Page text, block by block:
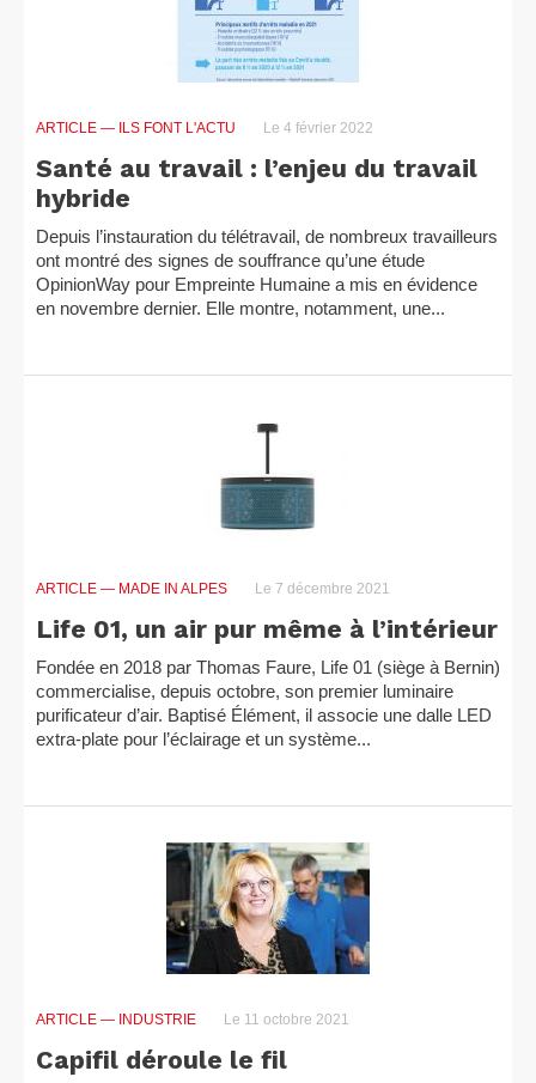
ARTICLE — ILS FONT L'ACTU Le 4 février 2022
Santé au travail : l’enjeu du travail
hybride
Depuis l’instauration du télétravail, de nombreux travailleurs
ont montré des signes de souffrance qu’une étude
OpinionWay pour Empreinte Humaine a mis en évidence
en novembre dernier. Elle montre, notamment, une...
ARTICLE — MADE IN ALPES Le 7 décembre 2021
Life 01, un air pur même à l’intérieur
Fondée en 2018 par Thomas Faure, Life 01 (siège à Bernin)
commercialise, depuis octobre, son premier luminaire
purificateur d’air. Baptisé Élément, il associe une dalle LED
extra-plate pour l’éclairage et un système...
ARTICLE — INDUSTRIE Le 11 octobre 2021
Capifil déroule le fil